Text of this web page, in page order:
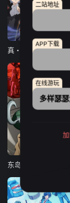
12集全
真・进化果 实不知不觉
二站地址
APP下载
在线游玩
多样瑟